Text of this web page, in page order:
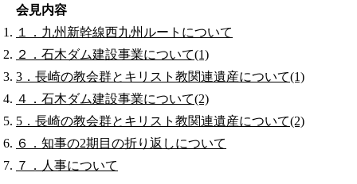
会見内容
１．九州新幹線西九州ルートについて
２．石木ダム建設事業について(1)
3．長崎の教会群とキリスト教関連遺産について(1)
４．石木ダム建設事業について(2)
5．長崎の教会群とキリスト教関連遺産について(2)
６．知事の2期目の折り返しについて
７．人事について